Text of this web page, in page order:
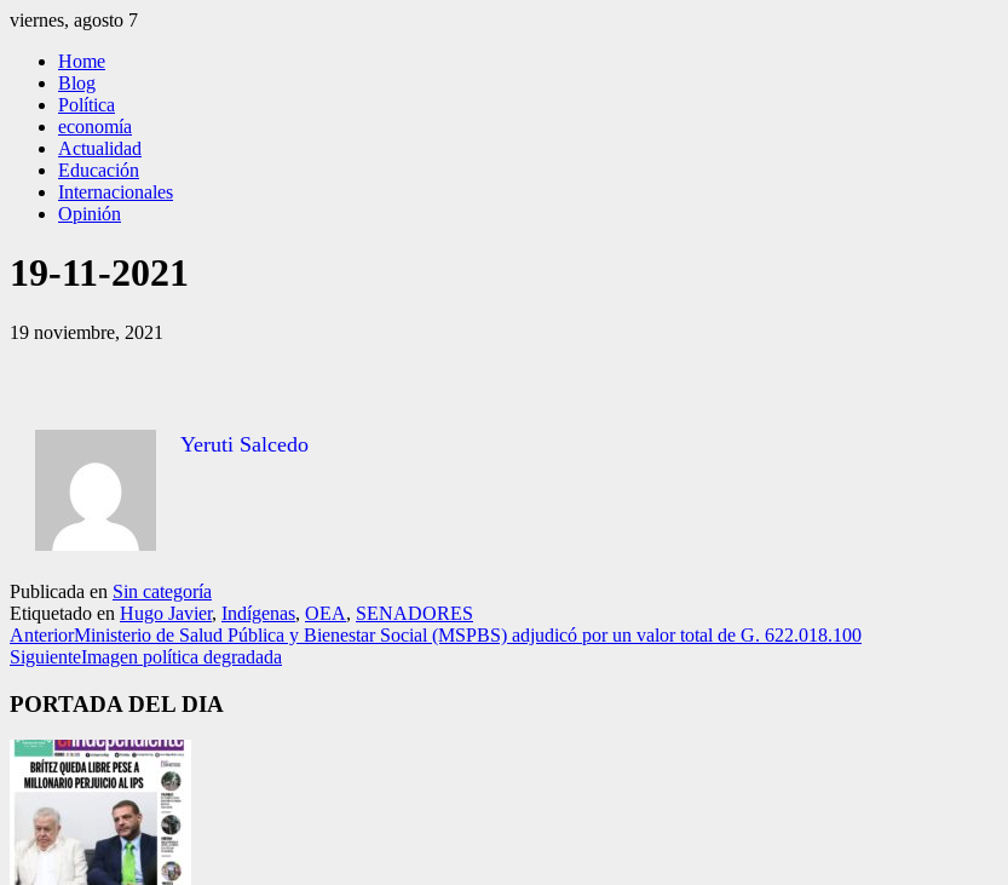
Saltar
contenido
viernes, agosto 7
El Independiente
El independiente Libre y Transparente
Home
Blog
Política
economía
Actualidad
Educación
Internacionales
Opinión
19-11-2021
19 noviembre, 2021
Yeruti Salcedo
Publicada en Sin categoría
Etiquetado en Hugo Javier, Indígenas, OEA, SENADORES
AnteriorMinisterio de Salud Pública y Bienestar Social (MSPBS) adjudicó por un valor total de G. 622.018.100
SiguienteImagen política degradada
PORTADA DEL DIA